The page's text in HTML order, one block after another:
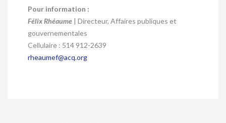
Pour information :
Félix Rhéaume | Directeur, Affaires publiques et
gouvernementales
Cellulaire : 514 912-2639
rheaumef@acq.org